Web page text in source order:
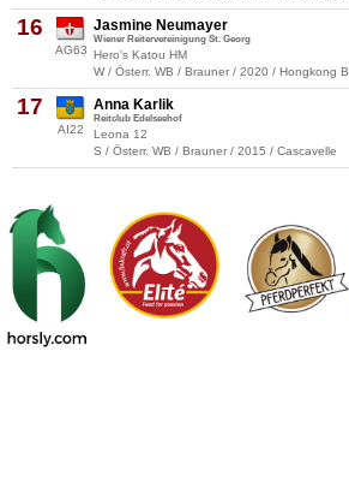
16
AG63
Jasmine Neumayer
Wiener Reitervereinigung St. Georg
Hero's Katou HM
W / Österr. WB / Brauner / 2020 / Hongkong B
17
AI22
Anna Karlik
Reitclub Edelseehof
Leona 12
S / Österr. WB / Brauner / 2015 / Cascavelle